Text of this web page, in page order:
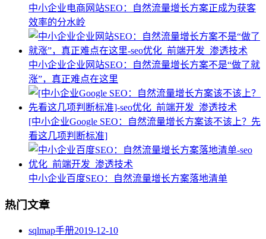
中小企业电商网站SEO：自然流量增长方案正成为获客
效率的分水岭
中小企业企业网站SEO：自然流量增长方案不是“做了就
涨”，真正难点在这里
[中小企业Google SEO：自然流量增长方案该不该上？先
看这几项判断标准]
中小企业百度SEO：自然流量增长方案落地清单
热门文章
sqlmap手册2019-12-10